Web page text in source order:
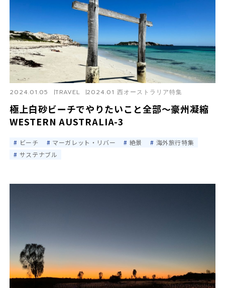
極上白砂ビーチでやりたいこと全部〜豪州凝縮
WESTERN AUSTRALIA-3
2024.01.05 TRAVEL 2024.01 西オーストラリア特集
ビーチ マーガレット・リバー 絶景
海外旅行特集
サステナブル